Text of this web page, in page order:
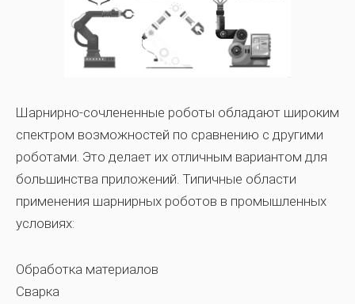
Шарнирно-сочлененные роботы обладают широким
спектром возможностей по сравнению с другими
роботами. Это делает их отличным вариантом для
большинства приложений. Типичные области
применения шарнирных роботов в промышленных
условиях:
Обработка материалов
Сварка